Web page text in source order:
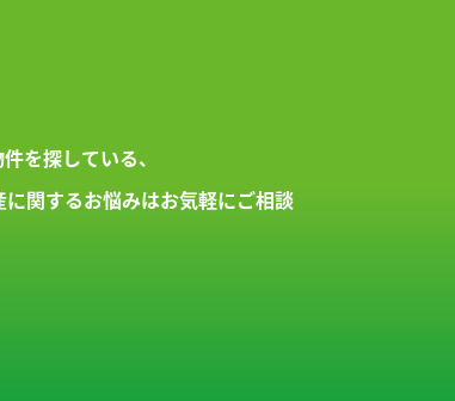
を探している、
に関するお悩みはお気軽にご相談